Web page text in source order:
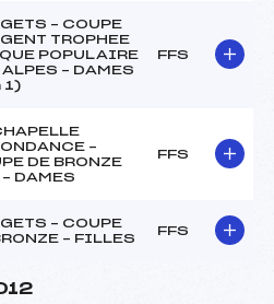
– COUPE
TROPHEE
POPULAIRE
ALPES – DAMES
1)
FFS
–
DE BRONZE
DAMES
FFS
– COUPE
– FILLES
FFS